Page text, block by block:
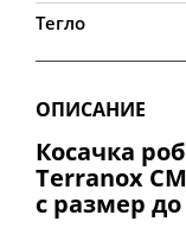
Тегло
ОПИСАНИЕ
Косачка
Terranox
с размер